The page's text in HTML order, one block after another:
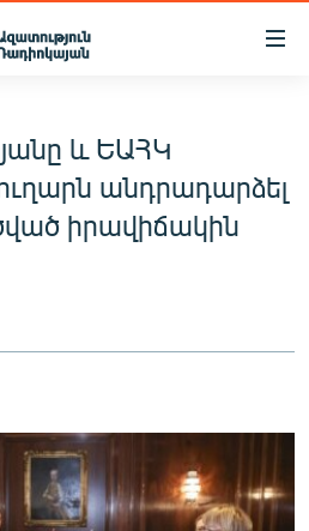
և ԵԱՀԿ
անդրադարձել
իրավիճակին